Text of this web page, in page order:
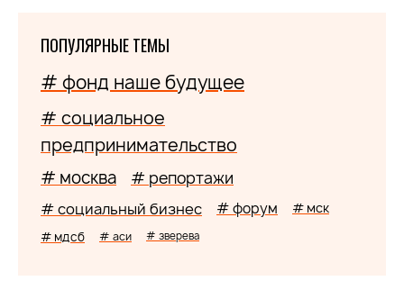
ПОПУЛЯРНЫЕ ТЕМЫ
# фонд наше будущее
# социальное
предпринимательство
# москва # репортажи
# социальный бизнес # форум # мск
# мдсб # аси # зверева